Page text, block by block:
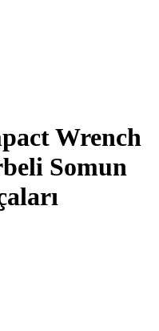
Wrench
Somun